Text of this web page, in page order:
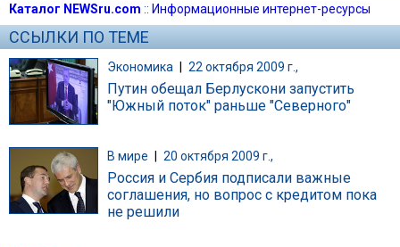
Каталог NEWSru.com :: Информационные интернет-ресурсы
ССЫЛКИ ПО ТЕМЕ
Экономика | 22 октября 2009 г.,
Путин обещал Берлускони запустить
"Южный поток" раньше "Северного"
В мире 20 октября 2009 г.,
Россия и Сербия подписали важные
соглашения, но вопрос с кредитом пока
не решили